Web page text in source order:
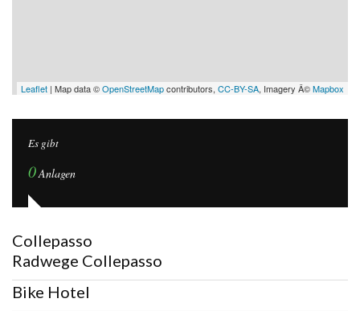
Leaflet | Map data ©OpenStreetMapcontributors, CC-BY-SA, Imagery Â©Mapbox
Es gibt
0Anlagen
Collepasso
Radwege Collepasso
Bike Hotel